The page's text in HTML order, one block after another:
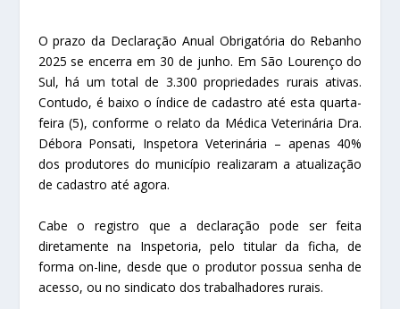
O prazo da Declaração Anual Obrigatória do Rebanho
2025 se encerra em 30 de junho. Em São Lourenço do
Sul, há um total de 3.300 propriedades rurais ativas.
Contudo, é baixo o índice de cadastro até esta quarta-
feira (5), conforme o relato da Médica Veterinária Dra.
Débora Ponsati, Inspetora Veterinária – apenas 40%
dos produtores do município realizaram a atualização
de cadastro até agora.
Cabe o registro que a declaração pode ser feita
diretamente na Inspetoria, pelo titular da ficha, de
forma on-line, desde que o produtor possua senha de
acesso, ou no sindicato dos trabalhadores rurais.